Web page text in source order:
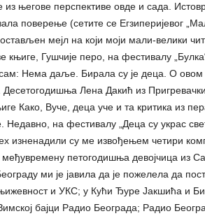
из његове перспективе овде и сада.
поверење (сетите се Егзиперијевог
мејл на који моји мали-велики
књиге, Гушчије перо, на фестивалу
Нема даље. Бирала су је деца. О
Лена Дакић из
Како, Вуче, деца уче и та критика из
на фестивалу „Деца су украс
изненадили су ме извођењем четири
петогодишња девојчица из
ми је јавила да је пожелела да
и УКС; у Кући Ђуре Јакшића и
бајци Радио Београда; Радио